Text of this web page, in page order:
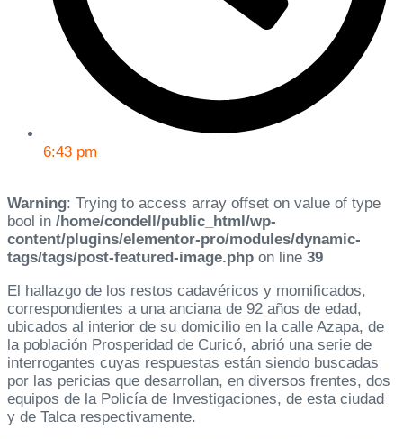
6:43 pm
Warning: Trying to access array offset on value of type
bool in /home/condell/public_html/wp-
content/plugins/elementor-pro/modules/dynamic-
tags/tags/post-featured-image.php on line 39
El hallazgo de los restos cadavéricos y momificados,
correspondientes a una anciana de 92 años de edad,
ubicados al interior de su domicilio en la calle Azapa, de
la población Prosperidad de Curicó, abrió una serie de
interrogantes cuyas respuestas están siendo buscadas
por las pericias que desarrollan, en diversos frentes, dos
equipos de la Policía de Investigaciones, de esta ciudad
y de Talca respectivamente.